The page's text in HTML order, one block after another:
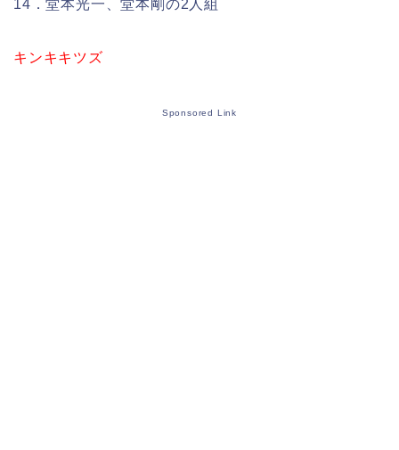
14．堂本光一、堂本剛の2人組
キンキキツズ
Sponsored Link